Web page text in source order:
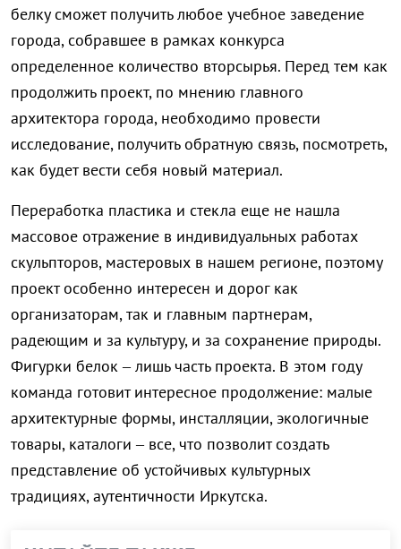
белку сможет получить любое учебное заведение
города, собравшее в рамках конкурса
определенное количество вторсырья. Перед тем как
продолжить проект, по мнению главного
архитектора города, необходимо провести
исследование, получить обратную связь, посмотреть,
как будет вести себя новый материал.
Переработка пластика и стекла еще не нашла
массовое отражение в индивидуальных работах
скульпторов, мастеровых в нашем регионе, поэтому
проект особенно интересен и дорог как
организаторам, так и главным партнерам,
радеющим и за культуру, и за сохранение природы.
Фигурки белок – лишь часть проекта. В этом году
команда готовит интересное продолжение: малые
архитектурные формы, инсталляции, экологичные
товары, каталоги – все, что позволит создать
представление об устойчивых культурных
традициях, аутентичности Иркутска.